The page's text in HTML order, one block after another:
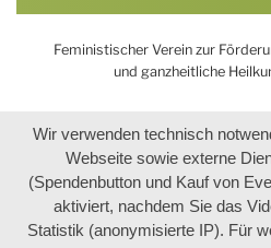
Feministischer Verein zur
und ganzheitliche
Wir verwenden technisch
Webseite sowie externe
(Spendenbutton und Kauf von
aktiviert, nachdem Sie das
Statistik (anonymisierte IP). Für